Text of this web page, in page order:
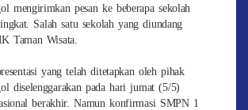
mengirimkan pesan ke beberapa sekolah
Salah satu sekolah yang diundang
Taman Wisata.
yang telah ditetapkan oleh pihak
diselenggarakan pada hari jumat (5/5)
berakhir. Namun konfirmasi SMPN 1